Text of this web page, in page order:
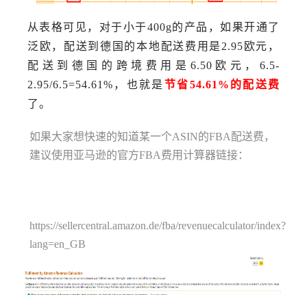
从表格可见，对于小于400g的产品，如果开通了
泛欧，配送到德国的本地配送费用是2.95欧元，
配送到德国的跨境费用是6.50欧元，6.5-
2.95/6.5=54.61%，也就是 节省54.61%的配送费
了。
如果大家想快速的知道某一个ASIN的FBA配送费，
建议使用亚马逊的官方FBA费用计算器链接：
https://sellercentral.amazon.de/fba/revenuecalculator/index?
lang=en_GB